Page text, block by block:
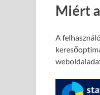
Miért
A